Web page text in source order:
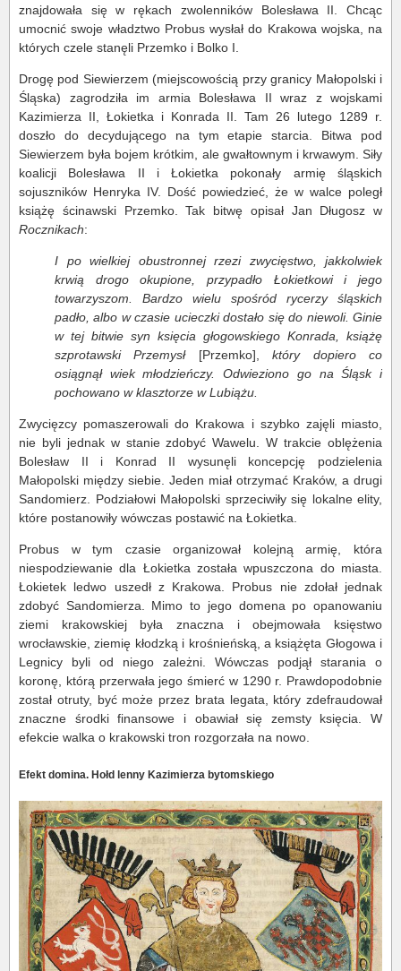
znajdowała się w rękach zwolenników Bolesława II. Chcąc
umocnić swoje władztwo Probus wysłał do Krakowa wojska, na
których czele stanęli Przemko i Bolko I.
Drogę pod Siewierzem (miejscowością przy granicy Małopolski i
Śląska) zagrodziła im armia Bolesława II wraz z wojskami
Kazimierza II, Łokietka i Konrada II. Tam 26 lutego 1289 r.
doszło do decydującego na tym etapie starcia. Bitwa pod
Siewierzem była bojem krótkim, ale gwałtownym i krwawym. Siły
koalicji Bolesława II i Łokietka pokonały armię śląskich
sojuszników Henryka IV. Dość powiedzieć, że w walce poległ
książę ścinawski Przemko. Tak bitwę opisał Jan Długosz w
Rocznikach:
I po wielkiej obustronnej rzezi zwycięstwo, jakkolwiek
krwią drogo okupione, przypadło Łokietkowi i jego
towarzyszom. Bardzo wielu spośród rycerzy śląskich
padło, albo w czasie ucieczki dostało się do niewoli. Ginie
w tej bitwie syn księcia głogowskiego Konrada, książę
szprotawski Przemysł[Przemko], który dopiero co
osiągnął wiek młodzieńczy. Odwieziono go na Śląsk i
pochowano w klasztorze w Lubiążu.
Zwycięzcy pomaszerowali do Krakowa i szybko zajęli miasto,
nie byli jednak w stanie zdobyć Wawelu. W trakcie oblężenia
Bolesław II i Konrad II wysunęli koncepcję podzielenia
Małopolski między siebie. Jeden miał otrzymać Kraków, a drugi
Sandomierz. Podziałowi Małopolski sprzeciwiły się lokalne elity,
które postanowiły wówczas postawić na Łokietka.
Probus w tym czasie organizował kolejną armię, która
niespodziewanie dla Łokietka została wpuszczona do miasta.
Łokietek ledwo uszedł z Krakowa. Probus nie zdołał jednak
zdobyć Sandomierza. Mimo to jego domena po opanowaniu
ziemi krakowskiej była znaczna i obejmowała księstwo
wrocławskie, ziemię kłodzką i krośnieńską, a książęta Głogowa i
Legnicy byli od niego zależni. Wówczas podjął starania o
koronę, którą przerwała jego śmierć w 1290 r. Prawdopodobnie
został otruty, być może przez brata legata, który zdefraudował
znaczne środki finansowe i obawiał się zemsty księcia. W
efekcie walka o krakowski tron rozgorzała na nowo.
Efekt domina. Hołd lenny Kazimierza bytomskiego